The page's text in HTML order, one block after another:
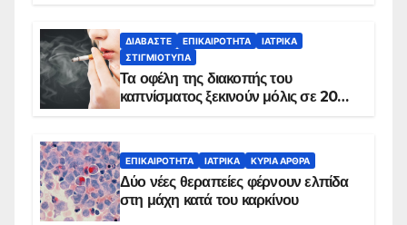
ΔΙΑΒΆΣΤΕ ΕΠΙΚΑΙΡΌΤΗΤΑ
ΙΑΤΡΙΚΆ
ΣΤΙΓΜΙΌΤΥΠΑ
Τα οφέλη της διακοπής του
καπνίσματος ξεκινούν μόλις σε 20
ΕΠΙΚΑΙΡΌΤΗΤΑ ΙΑΤΡΙΚΆ ΚΥΡΙΑ ΑΡΘΡΑ
Δύο νέες θεραπείες φέρνουν ελπίδα
στη μάχη κατά του καρκίνου